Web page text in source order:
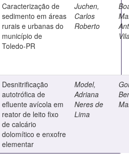
Caracterização de
sedimento em áreas
rurais e urbanas do
município de
Toledo-PR
Juchen,
Carlos
Roberto
Desnitrificação
autotrófica de
efluente avícola em
reator de leito fixo
de calcário
dolomítico e enxofre
elementar
Model,
Adriana
Neres de
Lima